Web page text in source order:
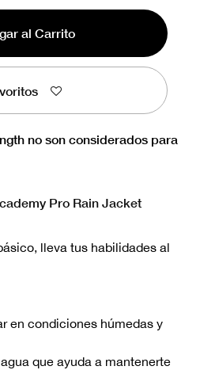
al Carrito
no son considerados para
Pro Rain Jacket
lleva tus habilidades al
en condiciones húmedas y
que ayuda a mantenerte